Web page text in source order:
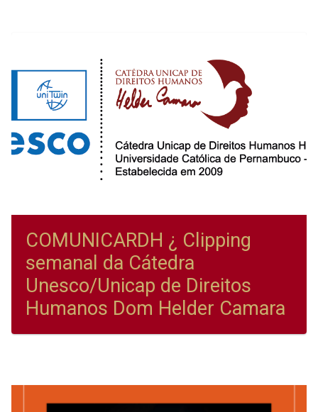
COMUNICARDH ¿ Clipping
semanal da Cátedra
Unesco/Unicap de Direitos
Humanos Dom Helder Camara